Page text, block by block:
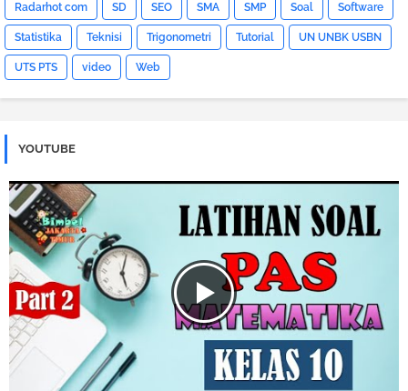
Radarhot com SD SEO SMA SMP Soal Software
Statistika Teknisi Trigonometri Tutorial UN UNBK USBN
UTS PTS video Web
YOUTUBE